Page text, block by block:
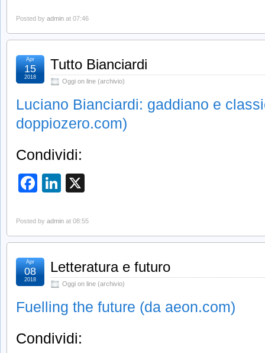
Posted by admin at 07:46
Tutto Bianciardi
Oggi on line (archivio)
Apr
15
2018
Luciano Bianciardi: gaddiano e
doppiozero.com)
Condividi:
Facebook
LinkedIn
Posted by admin at 08:55
Letteratura e futuro
Oggi on line (archivio)
Apr
08
2018
Fuelling the future (da aeon.com)
Condividi: